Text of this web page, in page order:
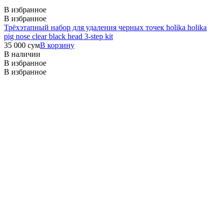
В избранное
В избранное
Трёхэтапный набор для удаления черных точек holika holika
pig nose clear black head 3-step kit
35 000 сумВ корзину
В наличии
В избранное
В избранное